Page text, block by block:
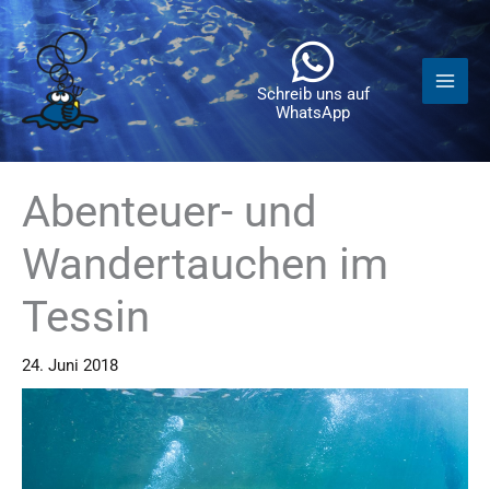
Zum
Inhalt
springen
Schreib uns auf
WhatsApp
Abenteuer- und
Wandertauchen im
Tessin
24. Juni 2018